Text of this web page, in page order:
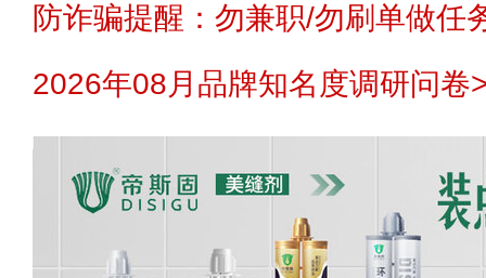
防诈骗提醒：勿兼职/勿刷单做任
2026年08月品牌知名度调研问卷